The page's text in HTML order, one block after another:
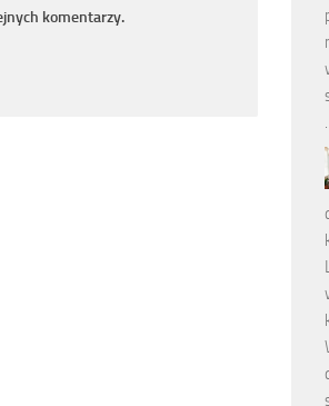
komentarzy.